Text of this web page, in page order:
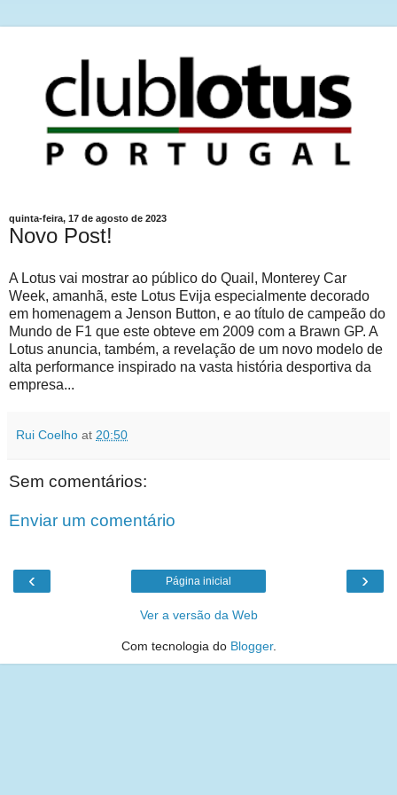
quinta-feira, 17 de agosto de 2023
Novo Post!
A Lotus vai mostrar ao público do Quail, Monterey Car
Week, amanhã, este Lotus Evija especialmente decorado
em homenagem a Jenson Button, e ao título de campeão do
Mundo de F1 que este obteve em 2009 com a Brawn GP. A
Lotus anuncia, também, a revelação de um novo modelo de
alta performance inspirado na vasta história desportiva da
empresa...
Rui Coelho at 20:50
Sem comentários:
Enviar um comentário
‹ ›
Página inicial
Ver a versão da Web
Com tecnologia do Blogger.